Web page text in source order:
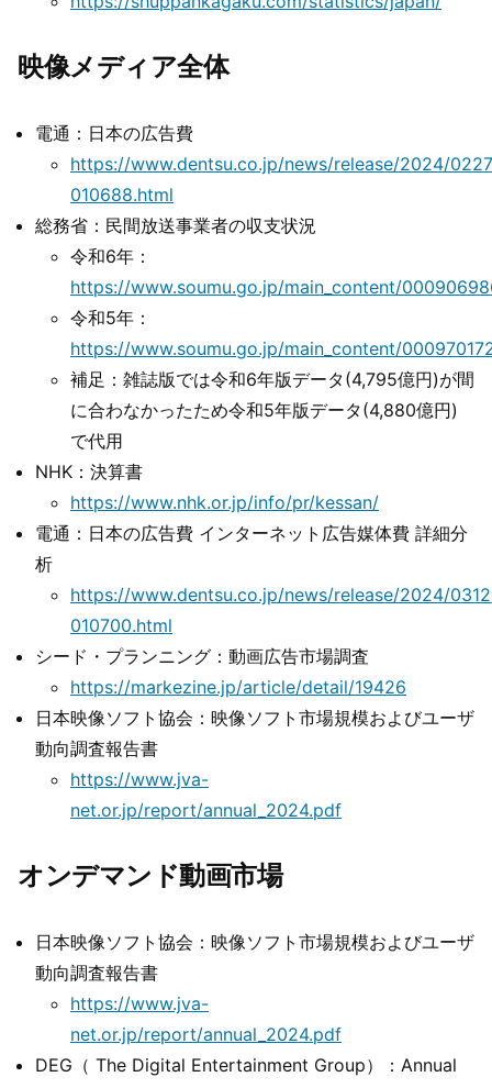
映像メディア全体
電通：日本の広告費
https://www.dentsu.co.jp/news/release/2024/
010688.html
総務省：民間放送事業者の収支状況
令和6年：
https://www.soumu.go.jp/main_content/
令和5年：
https://www.soumu.go.jp/main_content/
補足：雑誌版では令和6年版データ(4,795億円)が間
に合わなかったため令和5年版データ(4,880億円)
で代用
NHK：決算書
https://www.nhk.or.jp/info/pr/kessan/
電通：日本の広告費 インターネット広告媒体費 詳細分
析
https://www.dentsu.co.jp/news/release/2024/
010700.html
シード・プランニング：動画広告市場調査
https://markezine.jp/article/detail/19426
日本映像ソフト協会：映像ソフト市場規模およびユーザ
動向調査報告書
https://www.jva-
net.or.jp/report/annual_2024.pdf
オンデマンド動画市場
日本映像ソフト協会：映像ソフト市場規模およびユーザ
動向調査報告書
https://www.jva-
net.or.jp/report/annual_2024.pdf
DEG（ The Digital Entertainment Group）：Annual